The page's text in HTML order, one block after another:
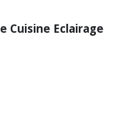
Cuisine Eclairage